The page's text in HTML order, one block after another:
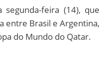
feira (14), que
entre Brasil e Argentina,
do Mundo do Qatar.